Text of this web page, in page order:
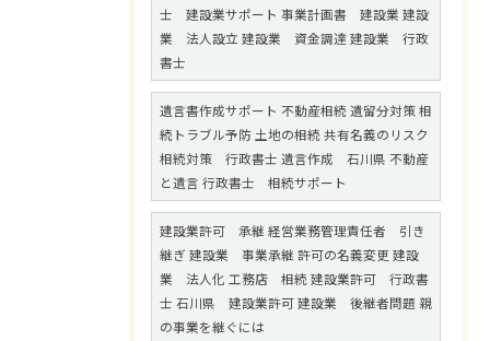
士 建設業サポート 事業計画書 建設業 建設
業 法人設立 建設業 資金調達 建設業 行政
書士
遺言書作成サポート 不動産相続 遺留分対策 相
続トラブル予防 土地の相続 共有名義のリスク
相続対策 行政書士 遺言作成 石川県 不動産
と遺言 行政書士 相続サポート
建設業許可 承継 経営業務管理責任者 引き
継ぎ 建設業 事業承継 許可の名義変更 建設
業 法人化 工務店 相続 建設業許可 行政書
士 石川県 建設業許可 建設業 後継者問題 親
の事業を継ぐには